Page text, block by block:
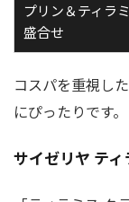
プリン＆ティラ
盛合せ
コスパを重視し
にぴったりです。
サイゼリヤ テ